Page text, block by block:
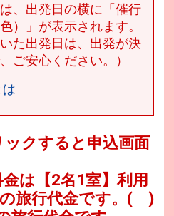
、出発日の横に「催行
）」が表示されます。
た出発日は、出発が決
ご安心ください。）
クすると申込画面
は 【2名1室】利用
旅行代金です。 ( )